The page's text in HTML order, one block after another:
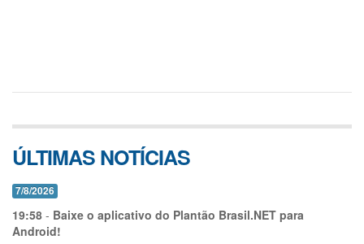
ÚLTIMAS NOTÍCIAS
7/8/2026
19:58 - Baixe o aplicativo do Plantão Brasil.NET para
Android!